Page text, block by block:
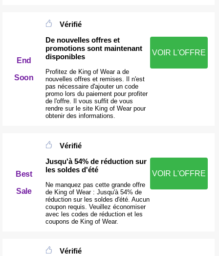
End
Soon
Vérifié
De nouvelles offres et
promotions sont maintenant
disponibles
Profitez de King of Wear a de
nouvelles offres et remises. Il n'est
pas nécessaire d'ajouter un code
promo lors du paiement pour profiter
de l'offre. Il vous suffit de vous
rendre sur le site King of Wear pour
obtenir des informations.
VOIR L'OFFRE
Best
Sale
Vérifié
Jusqu'à 54% de réduction sur
les soldes d'été
Ne manquez pas cette grande offre
de King of Wear : Jusqu'à 54% de
réduction sur les soldes d'été. Aucun
coupon requis. Veuillez économiser
avec les codes de réduction et les
coupons de King of Wear.
VOIR L'OFFRE
Vérifié